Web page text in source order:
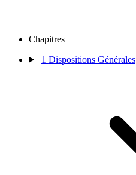
Chapitres
1 Dispositions Générales